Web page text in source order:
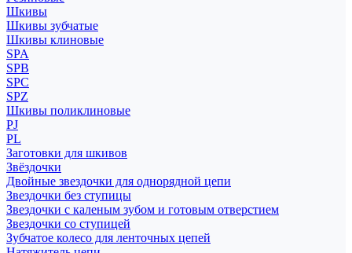
Шкивы
Шкивы зубчатые
Шкивы клиновые
SPA
SPB
SPC
SPZ
Шкивы поликлиновые
PJ
PL
Заготовки для шкивов
Звёздочки
Двойные звездочки для однорядной цепи
Звездочки без ступицы
Звездочки с каленым зубом и готовым отверстием
Звездочки со ступицей
Зубчатое колесо для ленточных цепей